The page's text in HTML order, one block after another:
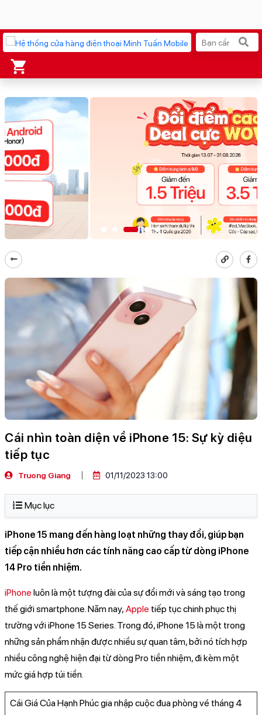
iPhone 17 Pro Max MacBook Neo giá tốt
Galaxy Z8 Series
OPPO Reno16
Apple Watch S11 Ốp lưng Pitaka
Ốp lưng Apple
Loa Marshall
Cái nhìn toàn diện về iPhone 15: Sự kỳ diệu
tiếp tục
Truong Giang 01/11/2023 13:00
Mục lục
iPhone 15 mang đến hàng loạt những thay đổi, giúp bạn
tiếp cận nhiều hơn các tính năng cao cấp từ dòng iPhone
14 Pro tiền nhiệm.
iPhone luôn là một tượng đài của sự đổi mới và sáng tạo trong
thế giới smartphone. Năm nay, Apple tiếp tục chinh phục thị
trường với iPhone 15 Series. Trong đó, iPhone 15 là một trong
những sản phẩm nhận được nhiều sự quan tâm, bởi nó tích hợp
nhiều công nghệ hiện đại từ dòng Pro tiền nhiệm, đi kèm một
mức giá hợp túi tiền.
Cái Giá Của Hạnh Phúc gia nhập cuộc đua phòng vé tháng 4